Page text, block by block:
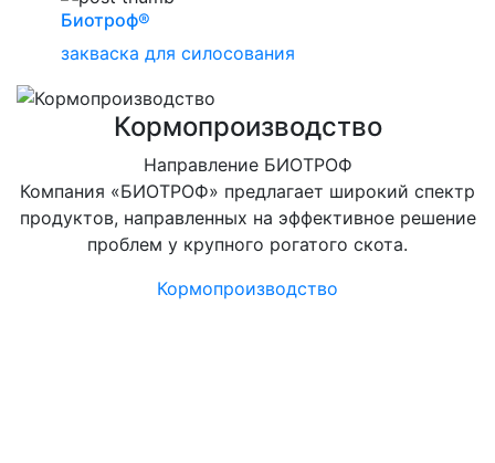
Биотроф®
закваска для силосования
Кормопроизводство
Направление БИОТРОФ
Компания «БИОТРОФ» предлагает широкий спектр
продуктов, направленных на эффективное решение
проблем у крупного рогатого скота.
Кормопроизводство